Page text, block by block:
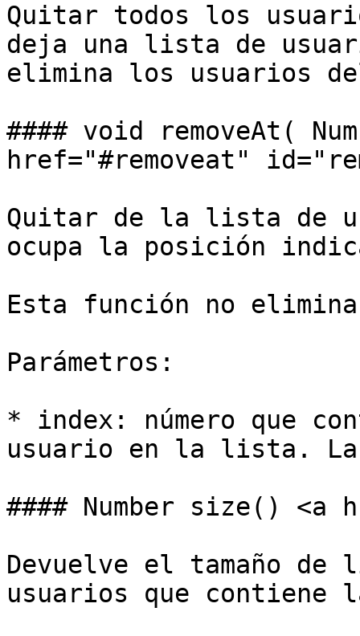
Quitar todos los
deja una lista de
elimina los usuarios
#### void removeAt(
href="#removeat"
Quitar de la lista de
ocupa la posición
Esta función no
Parámetros:
* index: número que
usuario en la lista.
#### Number size() <a
Devuelve el tamaño
usuarios que